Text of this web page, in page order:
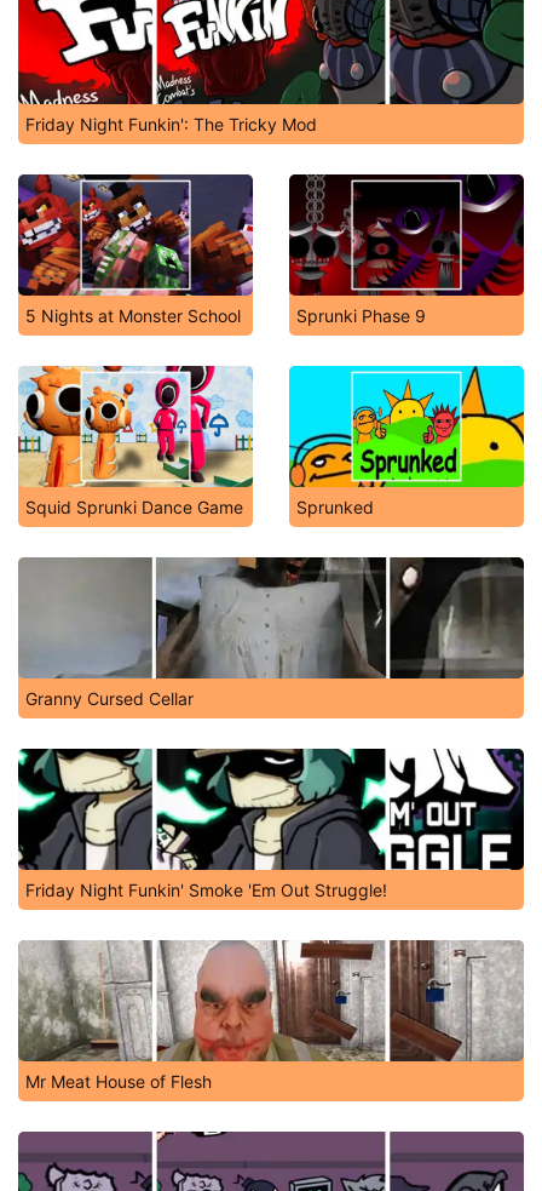
Friday Night Funkin': The Tricky Mod
5 Nights at Monster School Sprunki Phase 9
Squid Sprunki Dance Game Sprunked
Granny Cursed Cellar
Friday Night Funkin' Smoke 'Em Out Struggle!
Mr Meat House of Flesh